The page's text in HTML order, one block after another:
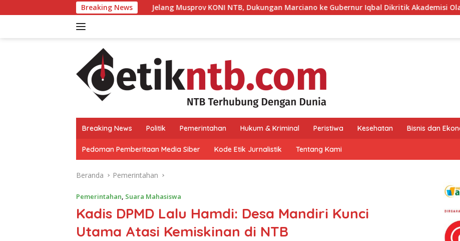
ke
Breaking News
Jelang Musprov KONI NTB, Dukungan Marciano ke Gubernur Iqbal Dikritik Akademisi Olahraga Mori
Breaking News Politik Pemerintahan Hukum & Kriminal Peristiwa Kesehatan Bisnis dan
Pedoman Pemberitaan Media Siber Kode Etik Jurnalistik Tentang Kami
Beranda Pemerintahan
Pemerintahan, Suara Mahasiswa
Kadis DPMD Lalu Hamdi: Desa Mandiri Kunci
Utama Atasi Kemiskinan di NTB